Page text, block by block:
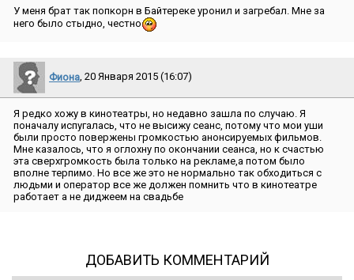
У меня брат так попкорн в Байтереке уронил и загребал. Мне за
него было стыдно, честно
Фиона, 20 Января 2015 (16:07)
Я редко хожу в кинотеатры, но недавно зашла по случаю. Я
поначалу испугалась, что не высижу сеанс, потому что мои уши
были просто повержены громкостью анонсируемых фильмов.
Мне казалось, что я оглохну по окончании сеанса, но к счастью
эта сверхгромкость была только на рекламе,а потом было
вполне терпимо. Но все же это не нормально так обходиться с
людьми и оператор все же должен помнить что в кинотеатре
работает а не диджеем на свадьбе
ДОБАВИТЬ КОММЕНТАРИЙ